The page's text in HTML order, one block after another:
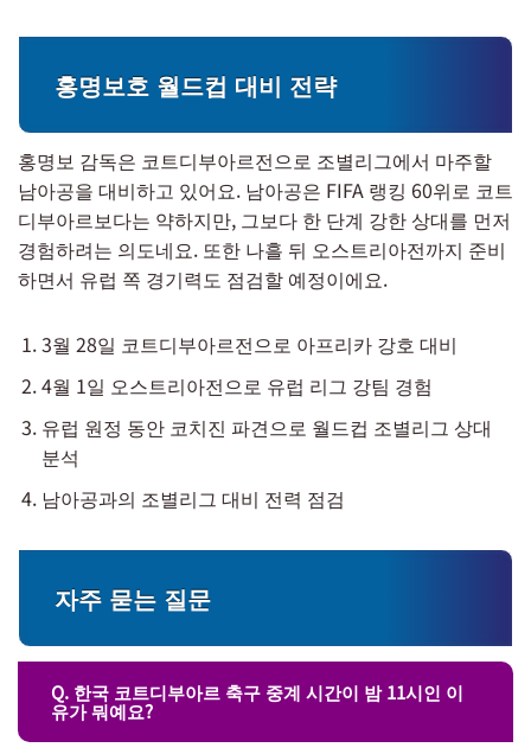
홍명보호 월드컵 대비 전략
홍명보 감독은 코트디부아르전으로 조별리그에서 마주할
남아공을 대비하고 있어요. 남아공은 FIFA 랭킹 60위로 코트
디부아르보다는 약하지만, 그보다 한 단계 강한 상대를 먼저
경험하려는 의도네요. 또한 나흘 뒤 오스트리아전까지 준비
하면서 유럽 쪽 경기력도 점검할 예정이에요.
3월 28일 코트디부아르전으로 아프리카 강호 대비
4월 1일 오스트리아전으로 유럽 리그 강팀 경험
유럽 원정 동안 코치진 파견으로 월드컵 조별리그 상대
분석
남아공과의 조별리그 대비 전력 점검
자주 묻는 질문
Q. 한국 코트디부아르 축구 중계 시간이 밤 11시인 이
유가 뭐예요?